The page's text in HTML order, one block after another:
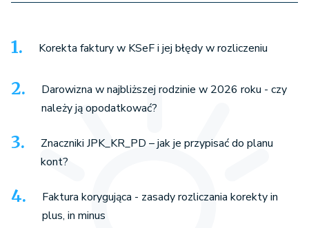
Korekta faktury w KSeF i jej błędy w rozliczeniu
Darowizna w najbliższej rodzinie w 2026 roku - czy
należy ją opodatkować?
Znaczniki JPK_KR_PD – jak je przypisać do planu
kont?
Faktura korygująca - zasady rozliczania korekty in
plus, in minus